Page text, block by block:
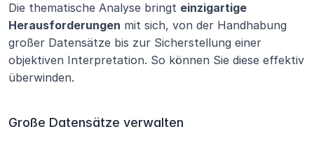
Die thematische Analyse bringt einzigartige
Herausforderungen mit sich, von der Handhabung
großer Datensätze bis zur Sicherstellung einer
objektiven Interpretation. So können Sie diese effektiv
überwinden.
Große Datensätze verwalten